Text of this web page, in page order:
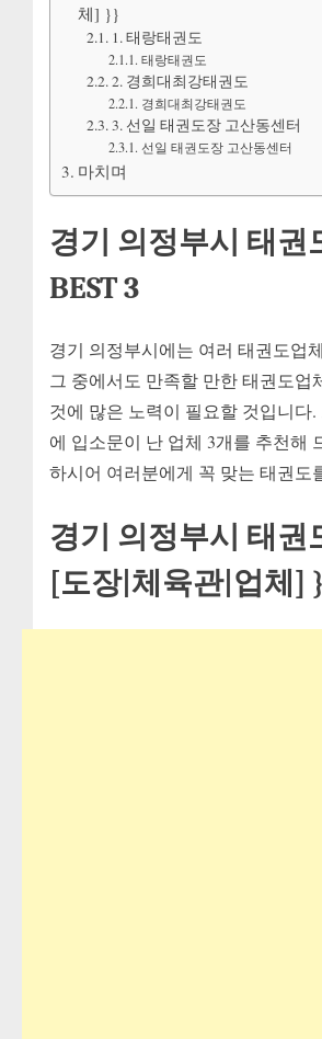
체] }}
1. 태랑태권도
태랑태권도
2. 경희대최강태권도
경희대최강태권도
3. 선일 태권도장 고산동센터
선일 태권도장 고산동센터
마치며
경기 의정부시 태권
BEST 3
경기 의정부시에는 여러 태권도업
그 중에서도 만족할 만한 태권도업
것에 많은 노력이 필요할 것입니다
에 입소문이 난 업체 3개를 추천해
하시어 여러분에게 꼭 맞는 태권도
경기 의정부시 태권
[도장|체육관|업체]